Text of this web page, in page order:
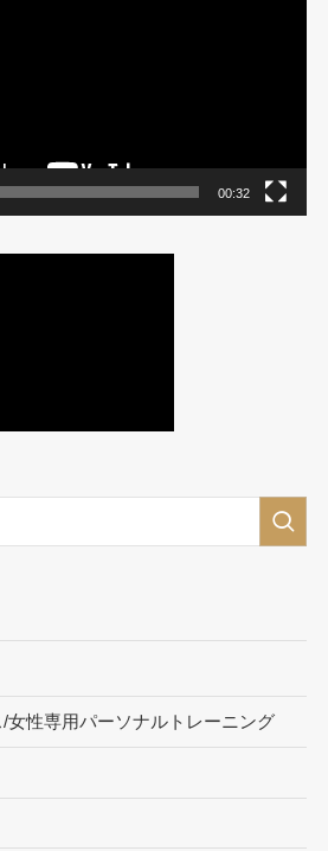
00:32
女性専用パーソナルトレーニング